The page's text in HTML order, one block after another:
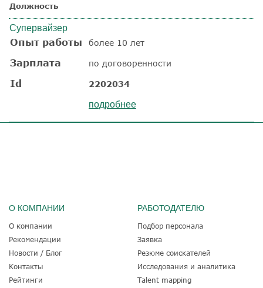
Должность
Супервайзер
Опыт работы более 10 лет
Зарплата по договоренности
Id 2202034
подробнее
О КОМПАНИИ
О компании
Рекомендации
Новости / Блог
Контакты
Рейтинги
РАБОТОДАТЕЛЮ
Подбор персонала
Заявка
Резюме соискателей
Исследования и аналитика
Talent mapping